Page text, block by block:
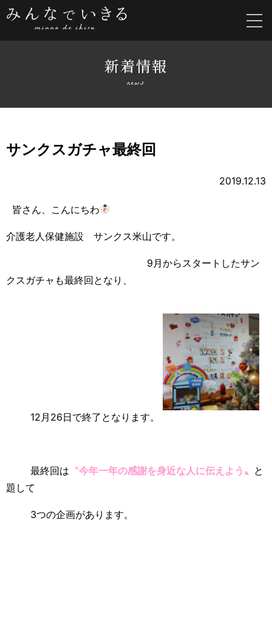
新着情報
news
サンクスガチャ最終回
2019.12.13
皆さん、こんにちわ
介護老人保健施設 サンクス米山です。
9月からスタートしたサン
クスガチャも最終回となり、
12月26日で終了となります。
最終回は 〝今年一年の感謝を身近な人に伝えよう〟 と
題して
3つの企画があります。